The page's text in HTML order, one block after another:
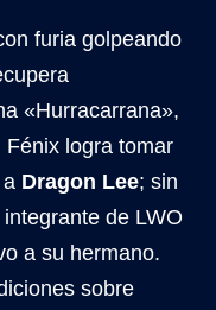
furia golpeando
«Hurracarrana»,
logra tomar
Dragon Lee; sin
de LWO
a su hermano.
sobre